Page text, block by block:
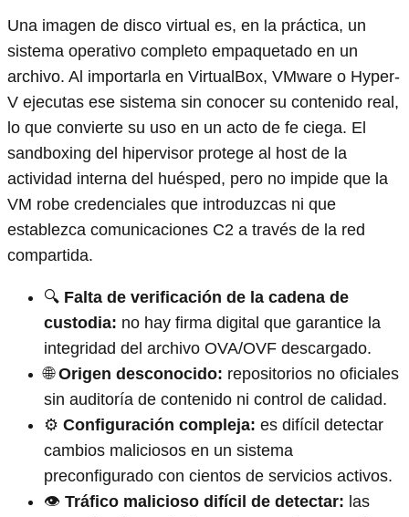
Una imagen de disco virtual es, en la práctica, un
sistema operativo completo empaquetado en un
archivo. Al importarla en VirtualBox, VMware o Hyper-
V ejecutas ese sistema sin conocer su contenido real,
lo que convierte su uso en un acto de fe ciega. El
sandboxing del hipervisor protege al host de la
actividad interna del huésped, pero no impide que la
VM robe credenciales que introduzcas ni que
establezca comunicaciones C2 a través de la red
compartida.
🔍 Falta de verificación de la cadena de
custodia: no hay firma digital que garantice la
integridad del archivo OVA/OVF descargado.
🌐Origen desconocido: repositorios no oficiales
sin auditoría de contenido ni control de calidad.
⚙️ Configuración compleja: es difícil detectar
cambios maliciosos en un sistema
preconfigurado con cientos de servicios activos.
👁️ Tráfico malicioso difícil de detectar: las